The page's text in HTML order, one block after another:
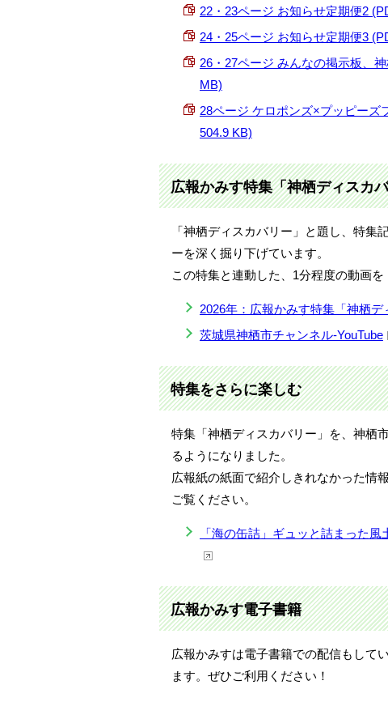
22・23ページ お知らせ定期便2
24・25ページ お知らせ定期便3
26・27ページ みんなの掲示板、
MB)
28ページ ケロポンズ×プッピーズ
504.9 KB)
広報かみす特集「神栖ディスカ
「神栖ディスカバリー」と題し、特
ーを深く掘り下げています。
この特集と連動した、1分程度の動画
2026年：広報かみす特集「神栖デ
茨城県神栖市チャンネル-YouTube
特集をさらに楽しむ
特集「神栖ディスカバリー」を、神栖
るようになりました。
広報紙の紙面で紹介しきれなかった情
ご覧ください。
「海の缶詰」ギュッと詰まった
広報かみす電子書籍
広報かみすは電子書籍での配信もして
ます。ぜひご利用ください！